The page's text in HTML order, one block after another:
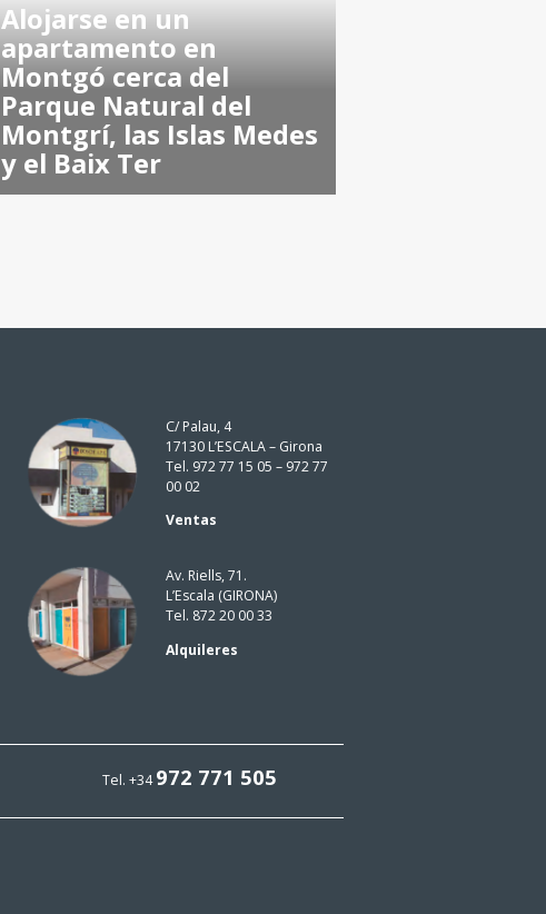
Alojarse en un
apartamento en
Montgó cerca del
Parque Natural del
Montgrí, las Islas Medes
y el Baix Ter
C/ Palau, 4
17130 L’ESCALA – Girona
Tel. 972 77 15 05 – 972 77
00 02
Ventas
Av. Riells, 71.
L’Escala (GIRONA)
Tel. 872 20 00 33
Alquileres
Tel. +34972 771 505